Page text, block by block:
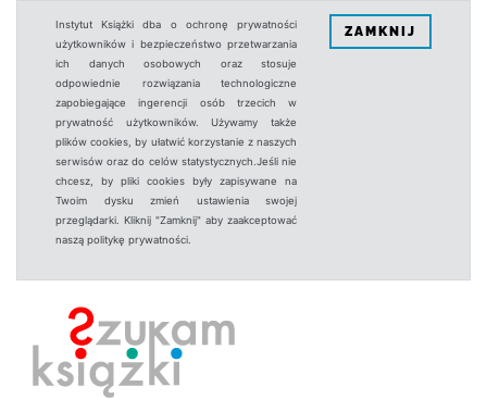
Instytut Książki dba o ochronę prywatności
użytkowników i bezpieczeństwo przetwarzania
ich danych osobowych oraz stosuje
odpowiednie rozwiązania technologiczne
zapobiegające ingerencji osób trzecich w
prywatność użytkowników. Używamy także
plików cookies, by ułatwić korzystanie z naszych
serwisów oraz do celów statystycznych.Jeśli nie
chcesz, by pliki cookies były zapisywane na
Twoim dysku zmień ustawienia swojej
przeglądarki. Kliknij "Zamknij" aby zaakceptować
naszą politykę prywatności.
ZAMKNIJ